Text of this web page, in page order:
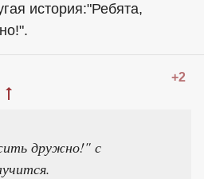
история:"Ребята,
+2
дружно!" с